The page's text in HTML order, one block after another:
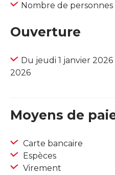
Nombre de personnes
Ouverture
Du jeudi 1 janvier
2026
Moyens de
Carte bancaire
Espèces
Virement